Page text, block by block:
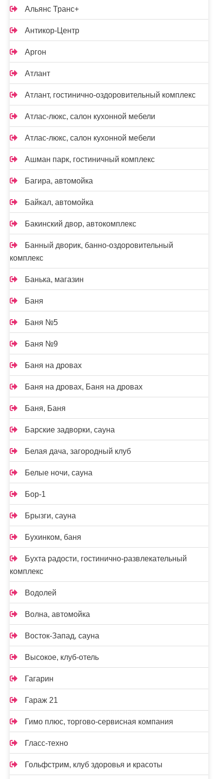
Альянс Транс+
Антикор-Центр
Аргон
Атлант
Атлант, гостинично-оздоровительный комплекс
Атлас-люкс, салон кухонной мебели
Атлас-люкс, салон кухонной мебели
Ашман парк, гостиничный комплекс
Багира, автомойка
Байкал, автомойка
Бакинский двор, автокомплекс
Банный дворик, банно-оздоровительный
комплекс
Банька, магазин
Баня
Баня №5
Баня №9
Баня на дровах
Баня на дровах, Баня на дровах
Баня, Баня
Барские задворки, сауна
Белая дача, загородный клуб
Белые ночи, сауна
Бор-1
Брызги, сауна
Бухинком, баня
Бухта радости, гостинично-развлекательный
комплекс
Водолей
Волна, автомойка
Восток-Запад, сауна
Высокое, клуб-отель
Гагарин
Гараж 21
Гимо плюс, торгово-сервисная компания
Гласс-техно
Гольфстрим, клуб здоровья и красоты